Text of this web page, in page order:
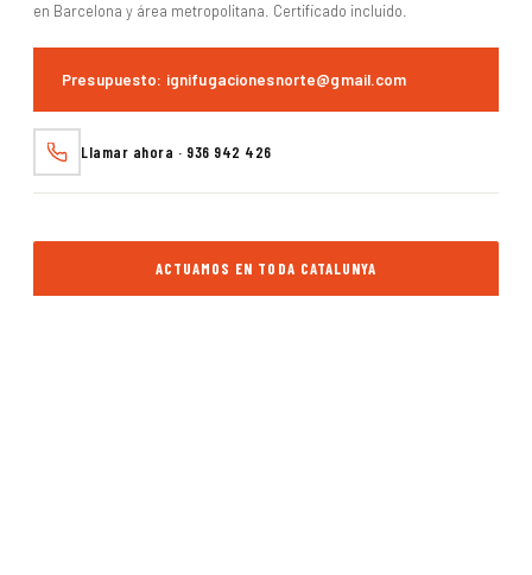
en Barcelona y área metropolitana. Certificado incluido.
Presupuesto: ignifugacionesnorte@gmail.com
Llamar ahora · 936 942 426
ACTUAMOS EN TODA CATALUNYA